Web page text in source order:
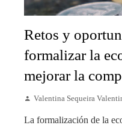
Retos y
formalizar la
mejorar la
Valentina Sequeira
La formalización de la